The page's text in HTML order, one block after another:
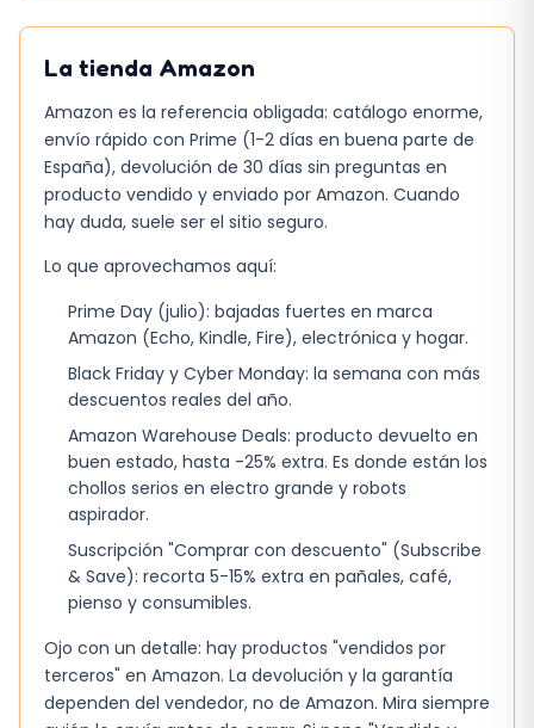
El hecho de que esté formulada para piel
normal a seca lo sitúa en un punto intermedio
entre una base ligera y una crema nutritiva. No
es una base de maquillaje de cobertura total,
pero sí aporta un tono claro que ayuda a
equilibrar pequeñas irregularidades sin cargar
la piel.
Comparada con una BB cream básica de la
misma gama, la diferencia más evidente está
en la potencia del filtro solar. Mientras que una
BB suele rondar los 30 SPF, esta crema sube a
50+, lo que la hace más adecuada para
actividades al aire libre o para personas que
pasan mucho tiempo bajo el sol.
protecciónse traduce en menos quemaduras
y menos oxidación de la piel durante el día.
En cuanto a la corrección, la pigmentación
ligera está diseñada para neutralizar rojeces y
manchas, algo que una crema hidratante sin
La tienda Amazon
Amazon es la referencia obligada: catálogo enorme,
envío rápido con Prime (1-2 días en buena parte de
España), devolución de 30 días sin preguntas en
producto vendido y enviado por Amazon. Cuando
hay duda, suele ser el sitio seguro.
Lo que aprovechamos aquí:
Prime Day (julio): bajadas fuertes en marca
Amazon (Echo, Kindle, Fire), electrónica y hogar.
Black Friday y Cyber Monday: la semana con más
descuentos reales del año.
Amazon Warehouse Deals: producto devuelto en
buen estado, hasta -25% extra. Es donde están los
chollos serios en electro grande y robots
aspirador.
Suscripción "Comprar con descuento" (Subscribe
& Save): recorta 5-15% extra en pañales, café,
pienso y consumibles.
Ojo con un detalle: hay productos "vendidos por
terceros" en Amazon. La devolución y la garantía
dependen del vendedor, no de Amazon. Mira siempre